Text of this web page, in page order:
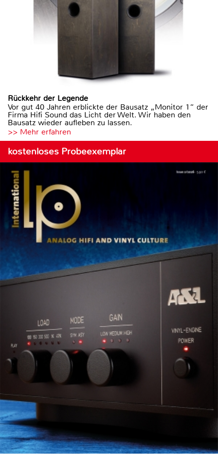
Rückkehr der Legende
Vor gut 40 Jahren erblickte der Bausatz „Monitor 1“ der
Firma Hifi Sound das Licht der Welt. Wir haben den
Bausatz wieder aufleben zu lassen.
>> Mehr erfahren
kostenloses Probeexemplar